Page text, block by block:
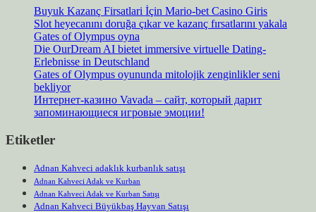
Buyuk Kazanç Firsatlari İçin Mario-bet Casino Giris
Slot heyecanını doruğa çıkar ve kazanç fırsatlarını yakala
Gates of Olympus oyna
Die OurDream AI bietet immersive virtuelle Dating-
Erlebnisse in Deutschland
Gates of Olympus oyununda mitolojik zenginlikler seni
bekliyor
Интернет-казино Vavada – сайт, который дарит
запоминающиеся игровые эмоции!
Etiketler
Adnan Kahveci adaklık kurbanlık satışı
Adnan Kahveci Adak ve Kurban
Adnan Kahveci Adak ve Kurban Satışı
Adnan Kahveci Büyükbaş Hayvan Satışı